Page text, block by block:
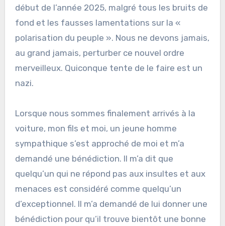
début de l’année 2025, malgré tous les bruits de
fond et les fausses lamentations sur la «
polarisation du peuple ». Nous ne devons jamais,
au grand jamais, perturber ce nouvel ordre
merveilleux. Quiconque tente de le faire est un
nazi.
Lorsque nous sommes finalement arrivés à la
voiture, mon fils et moi, un jeune homme
sympathique s’est approché de moi et m’a
demandé une bénédiction. Il m’a dit que
quelqu’un qui ne répond pas aux insultes et aux
menaces est considéré comme quelqu’un
d’exceptionnel. Il m’a demandé de lui donner une
bénédiction pour qu’il trouve bientôt une bonne